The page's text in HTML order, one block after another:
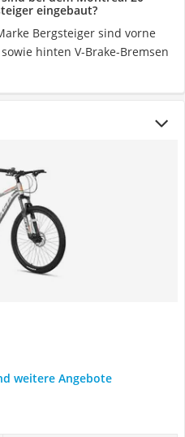
eingebaut?
Bergsteiger sind vorne
hinten V-Brake-Bremsen
weitere Angebote